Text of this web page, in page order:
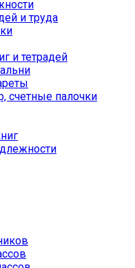
и труда
и тетрадей
счетные палочки